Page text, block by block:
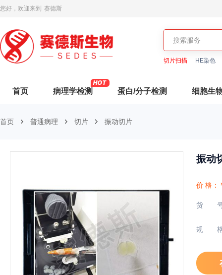
您好，欢迎来到 赛德斯
切片扫描 HE染色
首页 病理学检测 蛋白/分子检测 细胞生
首页 普通病理 切片 振动切片
振动
价 格：
货
规